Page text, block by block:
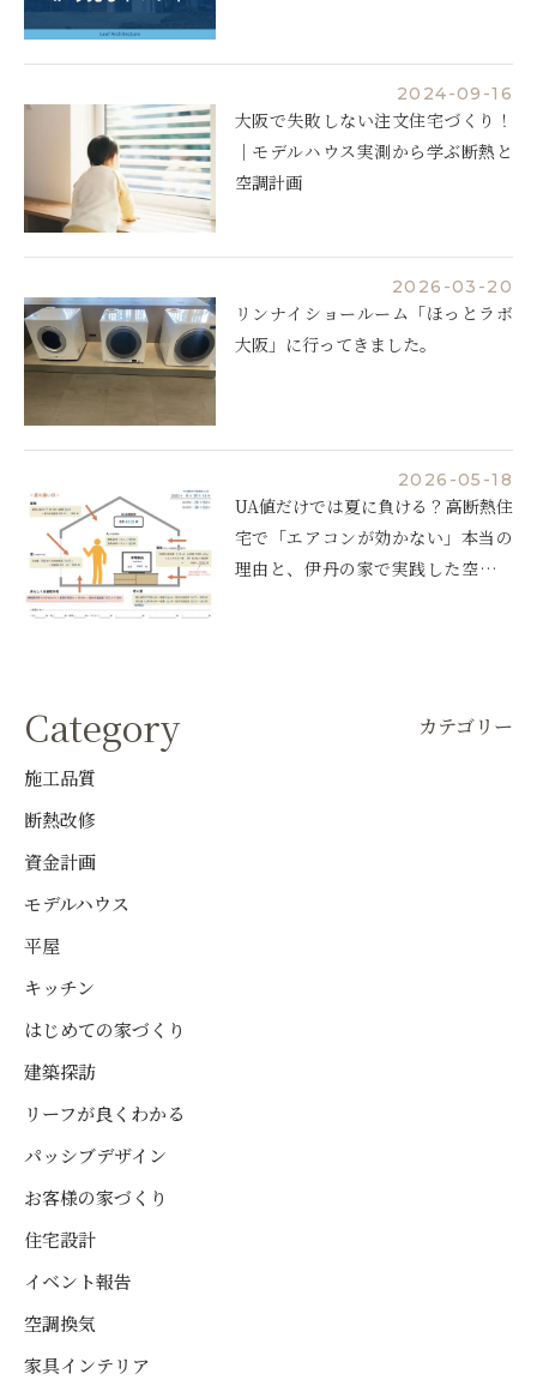
2024-09-16
大阪で失敗しない注文住宅づくり！
｜モデルハウス実測から学ぶ断熱と
空調計画
2026-03-20
リンナイショールーム「ほっとラボ
大阪」に行ってきました。
2026-05-18
UA値だけでは夏に負ける？高断熱住
宅で「エアコンが効かない」本当の
理由と、伊丹の家で実践した空調設
Category カテゴリー
施工品質
断熱改修
資金計画
モデルハウス
平屋
キッチン
はじめての家づくり
建築探訪
リーフが良くわかる
パッシブデザイン
お客様の家づくり
住宅設計
イベント報告
空調換気
家具インテリア